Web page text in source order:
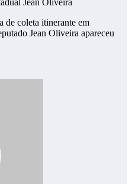
de coleta itinerante em
Jean Oliveira apareceu